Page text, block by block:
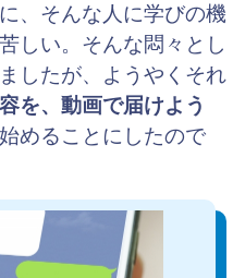
、そんな人に学びの機
しい。そんな悶々とし
したが、ようやくそれ
を、動画で届けよう
めることにしたので